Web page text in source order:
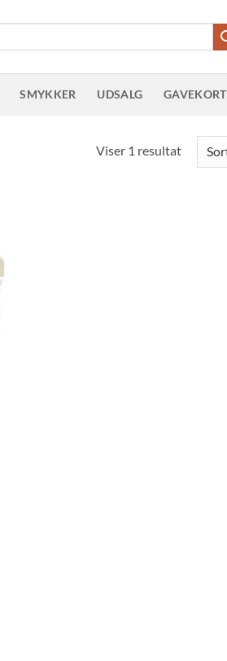
SMYKKER UDSALG GAVEKORT
Viser 1 resultat